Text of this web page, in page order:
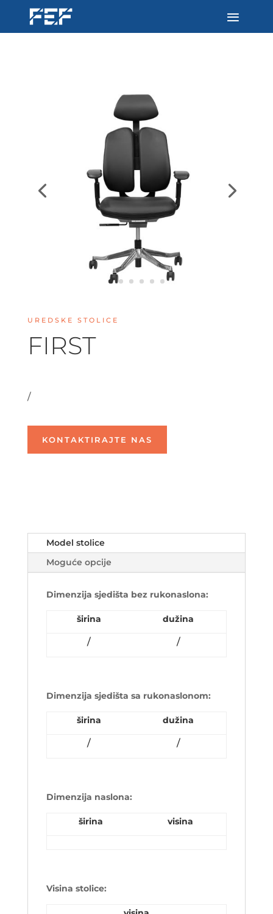
UREDSKE STOLICE
FIRST
/
KONTAKTIRAJTE NAS
Model stolice
Moguće opcije
Dimenzija sjedišta bez rukonaslona:
širina dužina
/ /
Dimenzija sjedišta sa rukonaslonom:
širina dužina
/ /
Dimenzija naslona:
širina visina
Visina stolice: